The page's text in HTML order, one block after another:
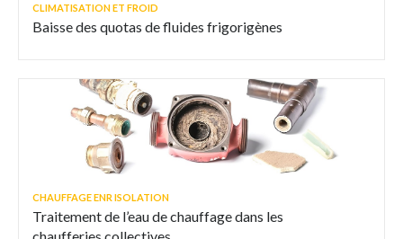
CLIMATISATION ET FROID
Baisse des quotas de fluides frigorigènes
CHAUFFAGE ENR ISOLATION
Traitement de l’eau de chauffage dans les
chaufferies collectives